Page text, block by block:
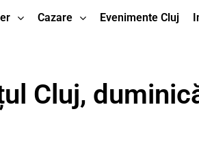
Cazare Evenimente Cluj
Cluj,